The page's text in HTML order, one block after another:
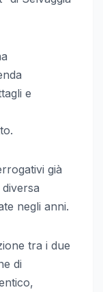
e
già
negli anni.
tra i due
di